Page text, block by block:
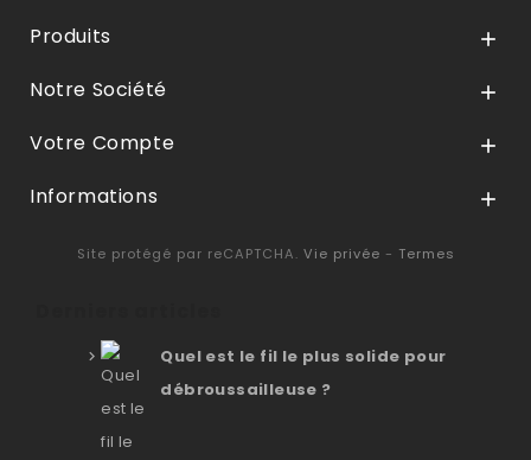
Produits 
Notre Société 
Votre Compte 
Informations 
Site protégé par reCAPTCHA. Vie privée - Termes
Quel est le fil le plus solide pour
débroussailleuse ?